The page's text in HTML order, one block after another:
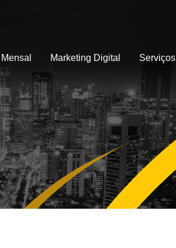
Marketing Digital Serviços